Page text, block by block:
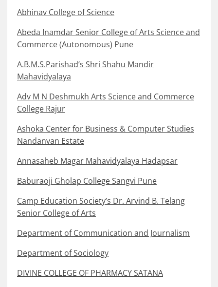
Abhinav College of Science
Abeda Inamdar Senior College of Arts Science and
Commerce (Autonomous) Pune
A.B.M.S.Parishad’s Shri Shahu Mandir
Mahavidyalaya
Adv M N Deshmukh Arts Science and Commerce
College Rajur
Ashoka Center for Business & Computer Studies
Nandanvan Estate
Annasaheb Magar Mahavidyalaya Hadapsar
Baburaoji Gholap College Sangvi Pune
Camp Education Society’s Dr. Arvind B. Telang
Senior College of Arts
Department of Communication and Journalism
Department of Sociology
DIVINE COLLEGE OF PHARMACY SATANA